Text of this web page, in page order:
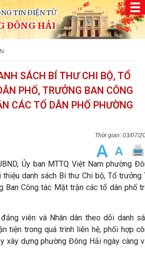
TIN ĐIỆN TỬ
ĐÔNG HẢI
SÁCH BÍ THƯ CHI BỘ, TỔ
PHỐ, TRƯỞNG BAN CÔNG
CÁC TỔ DÂN PHỐ PHƯỜNG
03/07/
Ủy ban MTTQ Việt Nam phường
danh sách Bí thư Chi bộ, Tổ trưởng
Ban Công tác Mặt trận các tổ dân phố
viên và Nhân dân theo dõi danh
tiện trong quá trình liên hệ, phối hợp
xây dựng phường Đông Hải ngày càng